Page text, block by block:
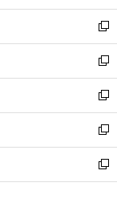
開
く
ウ
で
開
く
ン
ド
ウ
で
開
く
ウ
ィ
ン
ド
ウ
で
開
く
新
し
い
ウ
ィ
ン
ド
ウ
で
開
新
し
い
ウ
ィ
ン
ド
ウ
新
し
い
ウ
ィ
ン
新
し
い
ウ
新
し